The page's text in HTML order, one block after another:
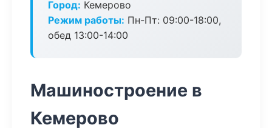
Город: Кемерово
Режим работы: Пн-Пт: 09:00-18:00,
обед 13:00-14:00
Машиностроение в
Кемерово